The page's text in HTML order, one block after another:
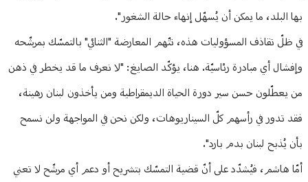
بها البلد، ما يمكن أن يُسهّل إنهاء حالة الشغور".
في ظلّ تقاذف المسؤوليات هذه، تتّهم المعارضة "الثنائي" بالتمسّك بمرشّحه
وإفشال أي مبادرة رئاسيّة. هنا، يؤكّد الصايغ: "لا نعرف ما قد يخطر في ذهن
من يعطّلون حسن سير دورة الحياة الديمقراطية ومن يأخذون لبنان رهينة،
فقد تدور في رأسهم كلّ السيناريوهات، ولكن نحن في المواجهة ولن نسمح
بأن يُذبح لبنان بدم بارد".
أمّا هاشم، فيُشدّد على أنّ قضية التمسّك بتشريح أو دعم أي مرشّح لا تعني